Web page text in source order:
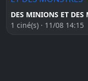
1 ciné(s) · 11/08 14:15